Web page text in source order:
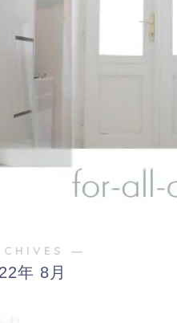
―
年 8月